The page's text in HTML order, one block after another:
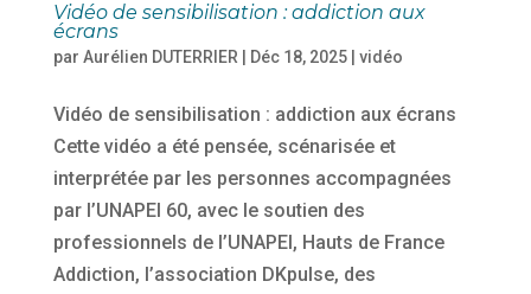
Vidéo de sensibilisation : addiction aux
écrans
par Aurélien DUTERRIER Déc 18, 2025| vidéo
Vidéo de sensibilisation : addiction aux écrans
Cette vidéo a été pensée, scénarisée et
interprétée par les personnes accompagnées
par l’UNAPEI 60, avec le soutien des
professionnels de l’UNAPEI, Hauts de France
Addiction, l’association DKpulse, des